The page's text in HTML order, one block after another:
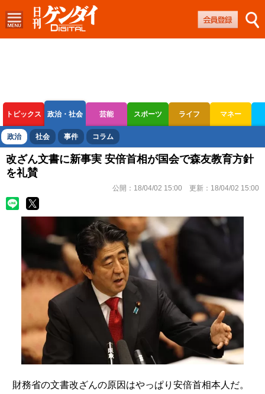
トピックス 政治・社会 芸能 スポーツ ライフ マネー
ボートレース 競輪 オートレース
政治 社会 事件 コラム
改ざん文書に新事実 安倍首相が国会で森友教育方針
を礼賛
公開： 18/04/02 15:00 更新： 18/04/02 15:00
財務省の文書改ざんの原因はやっぱり安倍首相本人だ。